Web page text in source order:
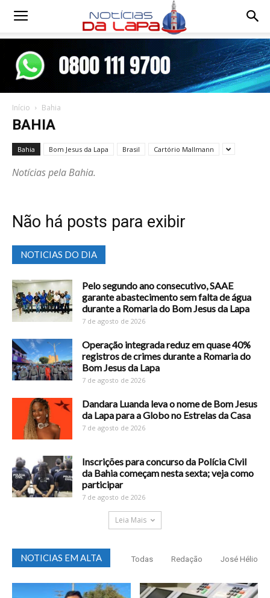
Notícias
Lapa
Início Bahia
BAHIA
Bahia Bom Jesus da Lapa Brasil Cartório Mallmann
Notícias pela Bahia.
Não há posts para exibir
NOTICIAS DO DIA
Pelo segundo ano consecutivo, SAAE
garante abastecimento sem falta de água
durante a Romaria do Bom Jesus da Lapa
7 de agosto de 2026
Operação integrada reduz em quase 40%
registros de crimes durante a Romaria do
Bom Jesus da Lapa
7 de agosto de 2026
Dandara Luanda leva o nome de Bom Jesus
da Lapa para a Globo no Estrelas da Casa
7 de agosto de 2026
Inscrições para concurso da Polícia Civil
da Bahia começam nesta sexta; veja como
participar
7 de agosto de 2026
Leia Mais
NOTICIAS EM ALTA Todas Redação José Hélio